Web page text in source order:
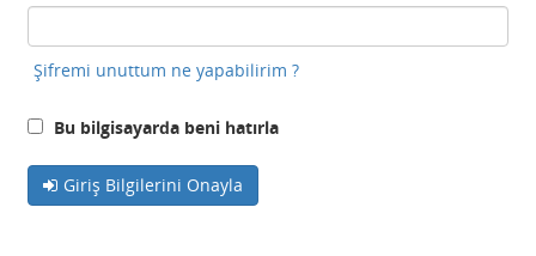
Şifremi unuttum ne yapabilirim ?
Bu bilgisayarda beni hatırla
Giriş Bilgilerini Onayla